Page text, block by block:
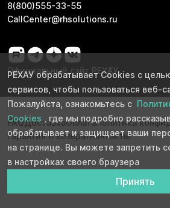
8(800)555-33-55
CallCenter@rhsolutions.ru
Официальный сайт РЕХАУ
FAQДоставкаОплатаПолитика
Гарантия и возвратКонтакты
РЕХАУ обрабатывает Cookies с
сервисов, чтобы пользоваться веб-
Пожалуйста, ознакомьтесь с
Cookies
, где мы подробно
обрабатывает и защищает ваши
на странице. Вы можете запретить
в настройках своего браузера
Принять